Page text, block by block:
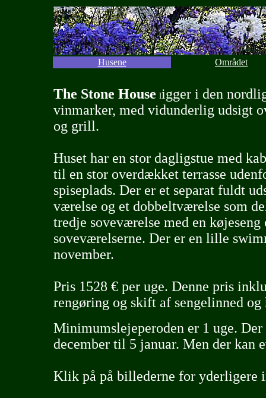
Husene Området
The Stone House ligger i den
vinmarker, med vidunderlig udsigt
og grill.
Huset har en stor dagligstue med
til en stor overdækket terrasse
spiseplads. Der er et separat fuldt
værelse og et dobbeltværelse som
tredje soveværelse med en
soveværelserne. Der er en lille
november.
Pris 1528 € per uge. Denne pris
rengøring og skift af sengelinned
Minimumslejeperoden er 1 uge.
december til 5 januar. Men der kan
Klik på på billederne for yderligere